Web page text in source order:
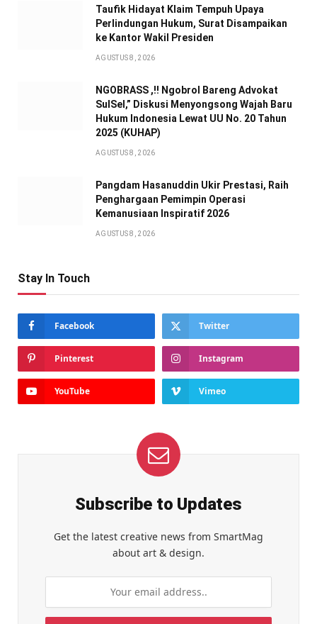
Taufik Hidayat Klaim Tempuh Upaya
Perlindungan Hukum, Surat Disampaikan
ke Kantor Wakil Presiden
AGUSTUS 8, 2026
NGOBRASS ,!! Ngobrol Bareng Advokat
SulSel,” Diskusi Menyongsong Wajah Baru
Hukum Indonesia Lewat UU No. 20 Tahun
2025 (KUHAP)
AGUSTUS 8, 2026
Pangdam Hasanuddin Ukir Prestasi, Raih
Penghargaan Pemimpin Operasi
Kemanusiaan Inspiratif 2026
AGUSTUS 8, 2026
Stay In Touch
Facebook Twitter
Pinterest Instagram
YouTube Vimeo
Subscribe to Updates
Get the latest creative news from SmartMag
about art & design.